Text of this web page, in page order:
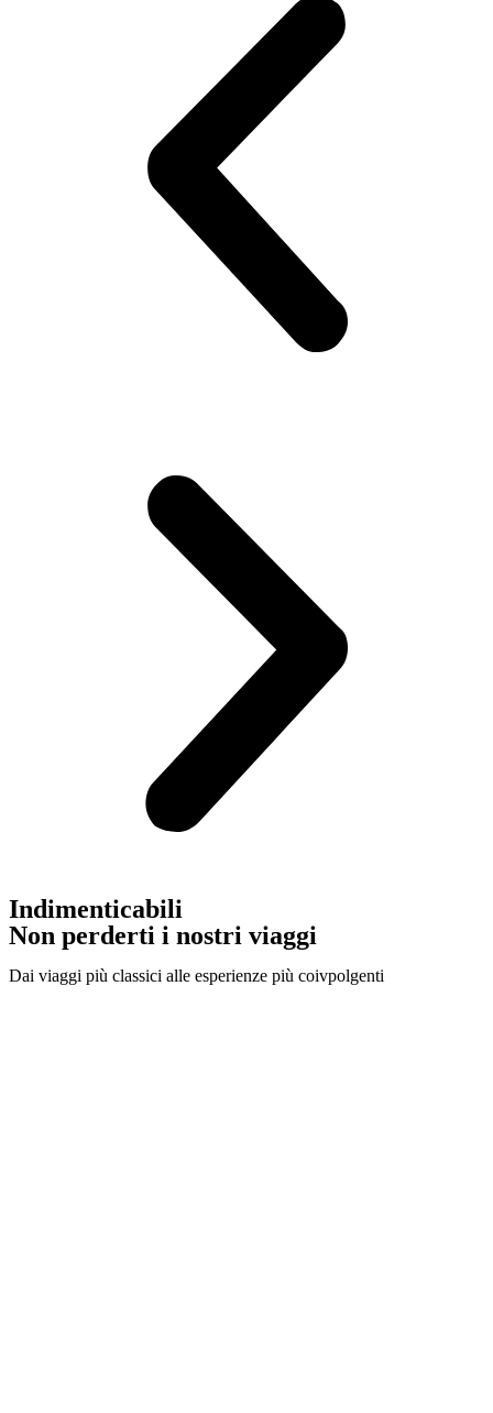
Indimenticabili
Non perderti i nostri viaggi
Dai viaggi più classici alle esperienze più coivpolgenti